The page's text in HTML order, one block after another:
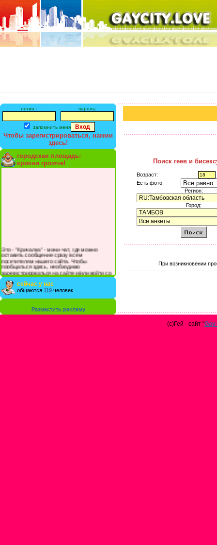
логин : пароль:
запомнить меня
Чтобы зарегистрироваться, нажми
здесь!
городская площадь:
крикни громче!
Это - "Кричалка" - мини-чат, где можно
оставить сообщение сразу всем
посетителям нашего сайта. Чтобы
пообщаться здесь, необходимо
зарегистрироваться на сайте и/или войти со
своими логином и паролем.
сейчас у нас
общаются 119 человек
Разместить рекламу
Поиск геев и
Возраст:
Есть фото:
Регион:
Город:
При возникновении
(с)Гей - сайт "Gay